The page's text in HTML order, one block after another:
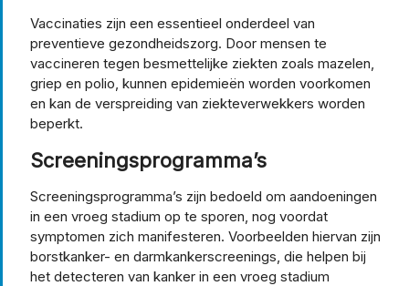
Vaccinaties zijn een essentieel onderdeel van
preventieve gezondheidszorg. Door mensen te
vaccineren tegen besmettelijke ziekten zoals mazelen,
griep en polio, kunnen epidemieën worden voorkomen
en kan de verspreiding van ziekteverwekkers worden
beperkt.
Screeningsprogramma’s
Screeningsprogramma’s zijn bedoeld om aandoeningen
in een vroeg stadium op te sporen, nog voordat
symptomen zich manifesteren. Voorbeelden hiervan zijn
borstkanker- en darmkankerscreenings, die helpen bij
het detecteren van kanker in een vroeg stadium